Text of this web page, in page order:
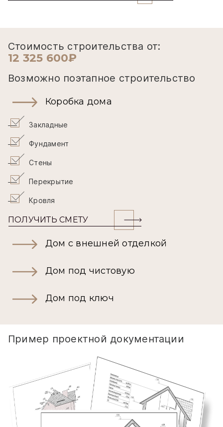
Стоимость строительства от:
12 325 600₽
Возможно поэтапное строительство
Коробка дома
Закладные
Фундамент
Стены
Перекрытие
Кровля
ПОЛУЧИТЬ СМЕТУ
Дом с внешней отделкой
Дом под чистовую
Дом под ключ
Пример проектной документации